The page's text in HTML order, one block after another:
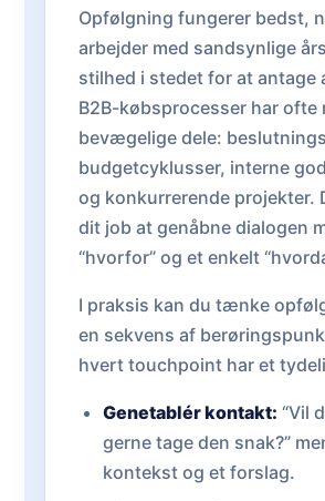
Opfølgning fungerer bedst,
arbejder med sandsynlige
stilhed i stedet for at antage
B2B-købsprocesser har ofte
bevægelige dele:
budgetcyklusser, interne
og konkurrerende projekter.
dit job at genåbne dialogen
“hvorfor” og et enkelt
I praksis kan du tænke
en sekvens af
hvert touchpoint har et
Genetablér kontakt: “Vil
gerne tage den snak?”
kontekst og et forslag.